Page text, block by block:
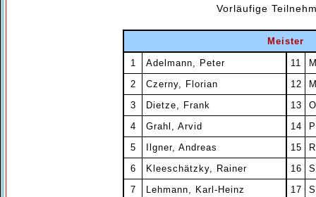
Vorläufige
Meister
1 Adelmann, Peter 11
2
Czerny, Florian 12
3
Dietze, Frank 13
4
Grahl, Arvid 14
5
Ilgner, Andreas 15
6
Kleeschätzky, Rainer 16
7
Lehmann, Karl-Heinz 17